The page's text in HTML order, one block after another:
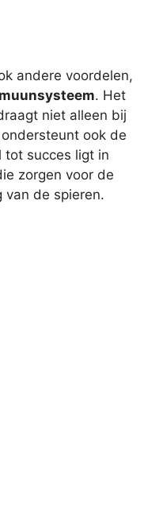
andere voordelen,
. Het
niet alleen bij
ook de
tot succes ligt in
zorgen voor de
van de spieren.